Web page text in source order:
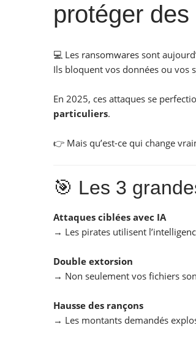
protéger
💻 Les ransomwares sont
Ils bloquent vos données ou vos
En 2025, ces attaques se
particuliers.
👉 Mais qu’est-ce qui change
🎯 Les 3
Attaques ciblées avec IA
→ Les pirates utilisent l’
Double extorsion
→ Non seulement vos fichiers
Hausse des rançons
→ Les montants demandés